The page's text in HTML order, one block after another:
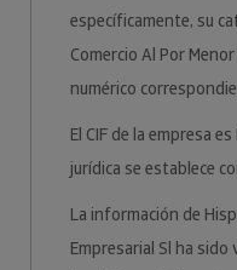
específicamente, su
Comercio Al Por
numérico
El CIF de la empresa
jurídica se establece
La información de
Empresarial Sl ha